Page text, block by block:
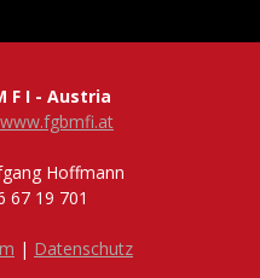
F I - Austria
www.fgbmfi.at
Hoffmann
67 19 701
| Datenschutz